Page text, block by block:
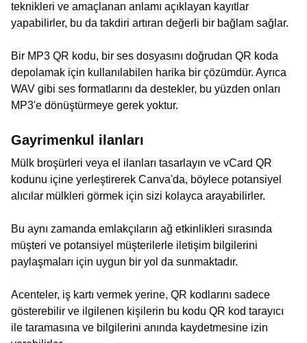
teknikleri ve amaçlanan anlamı açıklayan kayıtlar
yapabilirler, bu da takdiri artıran değerli bir bağlam sağlar.
Bir MP3 QR kodu, bir ses dosyasını doğrudan QR koda
depolamak için kullanılabilen harika bir çözümdür. Ayrıca
WAV gibi ses formatlarını da destekler, bu yüzden onları
MP3'e dönüştürmeye gerek yoktur.
Gayrimenkul ilanları
Mülk broşürleri veya el ilanları tasarlayın ve vCard QR
kodunu içine yerleştirerek Canva'da, böylece potansiyel
alıcılar mülkleri görmek için sizi kolayca arayabilirler.
Bu aynı zamanda emlakçıların ağ etkinlikleri sırasında
müşteri ve potansiyel müşterilerle iletişim bilgilerini
paylaşmaları için uygun bir yol da sunmaktadır.
Acenteler, iş kartı vermek yerine, QR kodlarını sadece
gösterebilir ve ilgilenen kişilerin bu kodu QR kod tarayıcı
ile taramasına ve bilgilerini anında kaydetmesine izin